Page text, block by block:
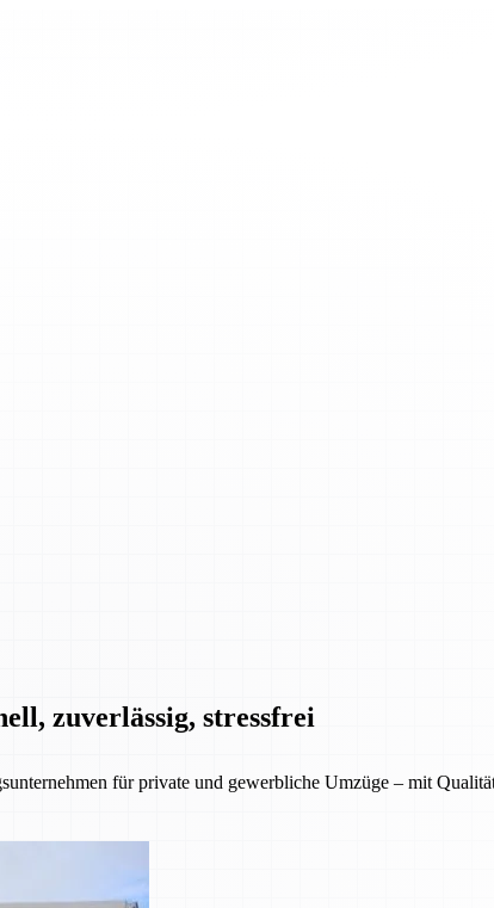
zuverlässig, stressfrei
für private und gewerbliche Umzüge – mit